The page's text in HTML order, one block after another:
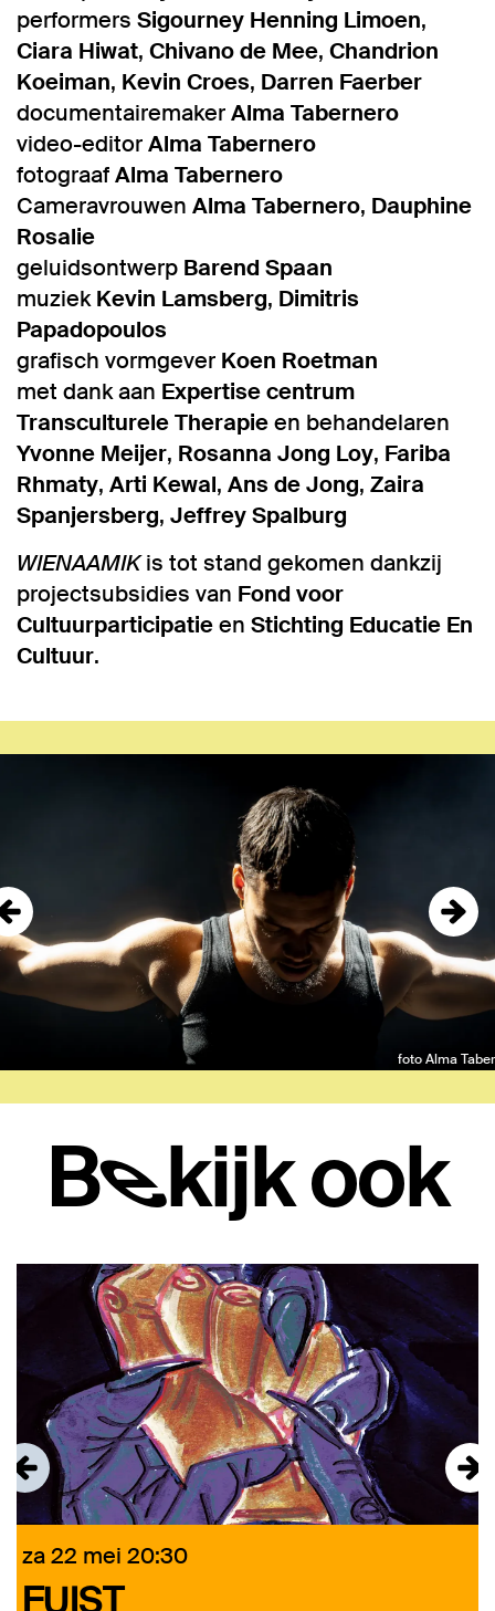
performers Sigourney Henning Limoen,
Ciara Hiwat, Chivano de Mee, Chandrion
Koeiman, Kevin Croes, Darren Faerber
documentairemakerAlma Tabernero
video-editorAlma Tabernero
fotograafAlma Tabernero
Cameravrouwen Alma Tabernero, Dauphine
Rosalie
geluidsontwerp Barend Spaan
muziekKevin Lamsberg, Dimitris
Papadopoulos
grafisch vormgever Koen Roetman
met dank aan Expertise centrum
Transculturele Therapieen behandelaren
Yvonne Meijer, Rosanna Jong Loy, Fariba
Rhmaty, Arti Kewal, Ans de Jong, Zaira
Spanjersberg, Jeffrey Spalburg
WIENAAMIKis tot stand gekomen dankzij
projectsubsidies van Fond voor
Cultuurparticipatieen Stichting Educatie En
Cultuur.
foto Alma
Bekijk ook
FUIST
za 22 mei 20:30